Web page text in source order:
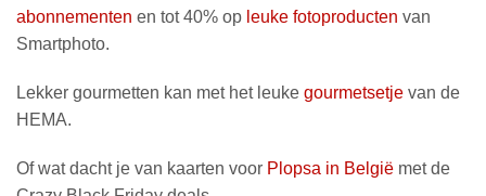
abonnementen en tot 40% op leuke fotoproducten van
Smartphoto.
Lekker gourmetten kan met het leuke gourmetsetje van de
HEMA.
Of wat dacht je van kaarten voor Plopsa in België met de